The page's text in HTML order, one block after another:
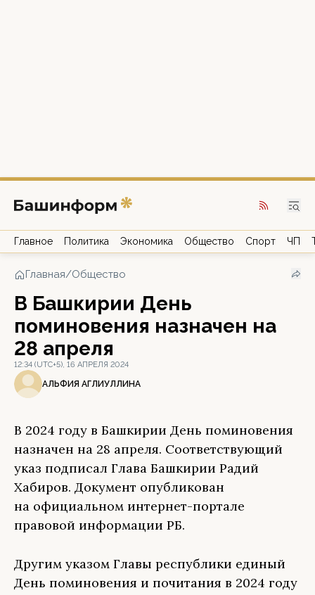
Главное Политика Экономика Общество Спорт ЧП
Главная/Общество
В Башкирии День
поминовения назначен на
28 апреля
12:34 (UTC+5), 16 АПРЕЛЯ 2024
АЛЬФИЯ АГЛИУЛЛИНА
В 2024 году в Башкирии День поминовения
назначен на 28 апреля. Соответствующий
указ подписал Глава Башкирии Радий
Хабиров. Документ опубликован
на официальном интернет-портале
правовой информации РБ.
Другим указом Главы республики единый
День поминовения и почитания в 2024 году